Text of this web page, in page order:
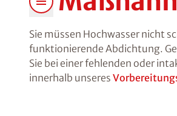
Sie müssen Hochwasser nicht
funktionierende Abdichtung.
Sie bei einer fehlenden oder
innerhalb unseres